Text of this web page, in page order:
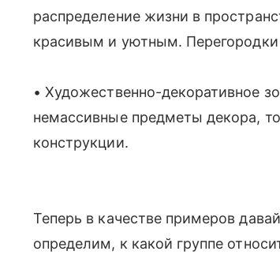
распределение жизни в
красивым и уютным. Перегородки
• Художественно-декоративное
немассивные предметы декора,
конструкции.
Теперь в качестве примеров
определим, к какой группе